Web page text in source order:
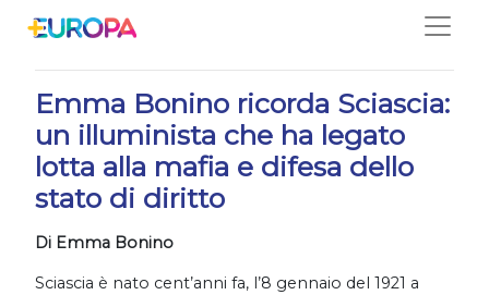
08/01/2021
Emma Bonino ricorda Sciascia:
un illuminista che ha legato
lotta alla mafia e difesa dello
stato di diritto
Di Emma Bonino
Sciascia è nato cent’anni fa, l’8 gennaio del 1921 a